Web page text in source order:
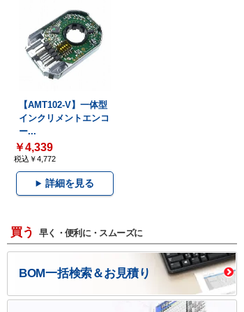
【AMT102-V】一体型
インクリメントエンコ
ー...
￥4,339
税込￥4,772
詳細を見る
買う 早く・便利に・スムーズに
BOM一括検索＆お見積り